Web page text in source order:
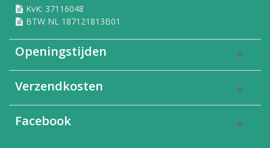
KvK: 37116048
BTW NL 187121813B01
Openingstijden
Verzendkosten
Facebook